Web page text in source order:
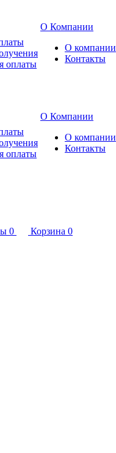
оплаты
О Компании
О компании
Контакты
оплаты
О Компании
О компании
Контакты
0 Корзина 0